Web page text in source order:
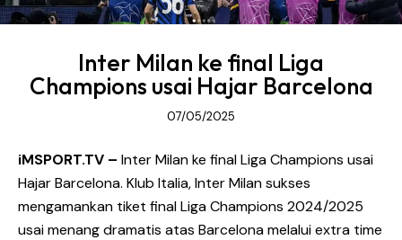
Inter Milan ke final Liga
Champions usai Hajar Barcelona
07/05/2025
iMSPORT.TV – Inter Milan ke final Liga Champions usai
Hajar Barcelona. Klub Italia, Inter Milan sukses
mengamankan tiket final Liga Champions 2024/2025
usai menang dramatis atas Barcelona melalui extra time